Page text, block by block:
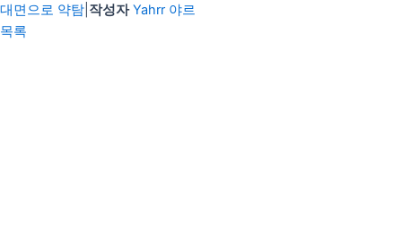
대면으로 약탐 작성자 Yahrr 야르
목록